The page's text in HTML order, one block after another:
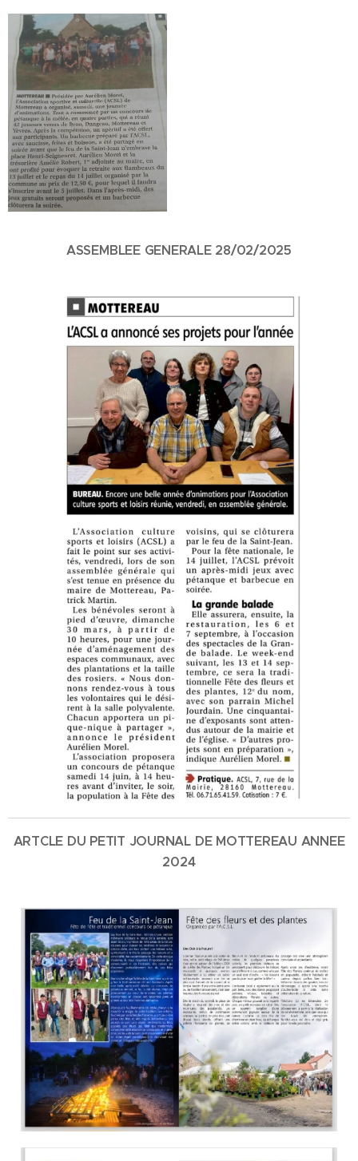
ASSEMBLEE GENERALE 28/02/2025
ARTCLE DU PETIT JOURNAL DE MOTTEREAU ANNEE
2024